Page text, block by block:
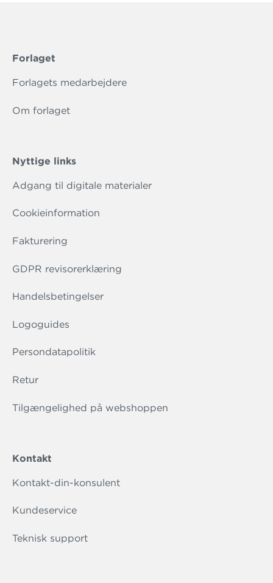
Forlaget
Forlagets medarbejdere
Om forlaget
Nyttige links
Adgang til digitale materialer
Cookieinformation
Fakturering
GDPR revisorerklæring
Handelsbetingelser
Logoguides
Persondatapolitik
Retur
Tilgængelighed på webshoppen
Kontakt
Kontakt-din-konsulent
Kundeservice
Teknisk support